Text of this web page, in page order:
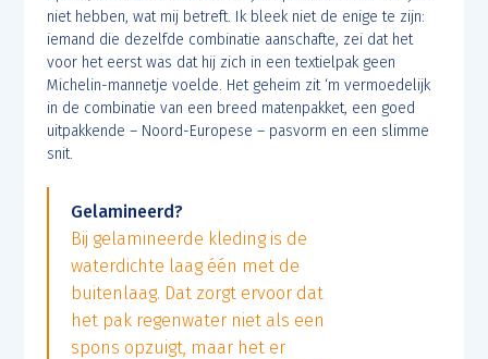
niet hebben, wat mij betreft. Ik bleek niet de enige te zijn:
iemand die dezelfde combinatie aanschafte, zei dat het
voor het eerst was dat hij zich in een textielpak geen
Michelin-mannetje voelde. Het geheim zit ‘m vermoedelijk
in de combinatie van een breed matenpakket, een goed
uitpakkende – Noord-Europese – pasvorm en een slimme
snit.
Gelamineerd?
Bij gelamineerde kleding is de
waterdichte laag één met de
buitenlaag. Dat zorgt ervoor dat
het pak regenwater niet als een
spons opzuigt, maar het er